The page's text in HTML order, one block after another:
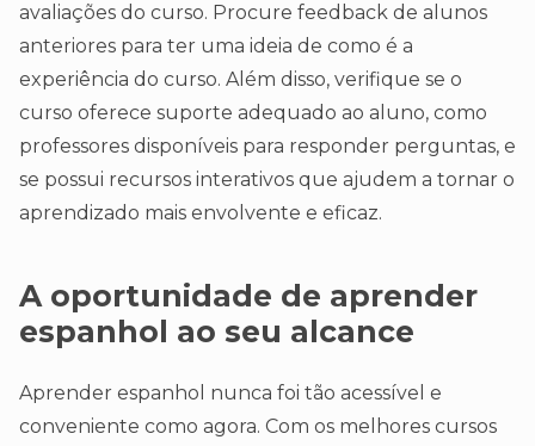
avaliações do curso. Procure feedback de alunos
anteriores para ter uma ideia de como é a
experiência do curso. Além disso, verifique se o
curso oferece suporte adequado ao aluno, como
professores disponíveis para responder perguntas, e
se possui recursos interativos que ajudem a tornar o
aprendizado mais envolvente e eficaz.
A oportunidade de aprender
espanhol ao seu alcance
Aprender espanhol nunca foi tão acessível e
conveniente como agora. Com os melhores cursos